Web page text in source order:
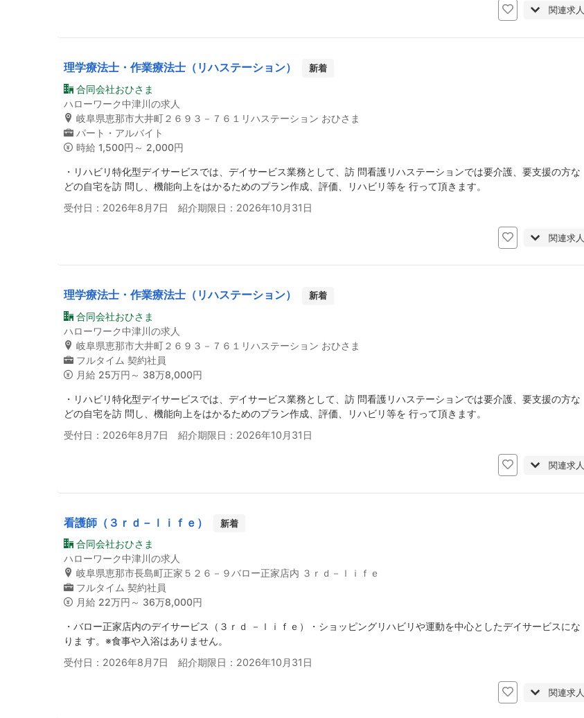
関連求人
理学療法士・作業療法士（リハステーション） 新着
合同会社おひさま
ハローワーク中津川の求人
岐阜県恵那市大井町２６９３－７６１リハステーション おひさま
パート・アルバイト
時給 1,500円～ 2,000円
・リハビリ特化型デイサービスでは、デイサービス業務として、訪 問看護リハステーションでは要介護、要支援の方な
どの自宅を訪 問し、機能向上をはかるためのプラン作成、評価、リハビリ等を 行って頂きます。
受付日：2026年8月7日 紹介期限日：2026年10月31日
関連求人
理学療法士・作業療法士（リハステーション） 新着
合同会社おひさま
ハローワーク中津川の求人
岐阜県恵那市大井町２６９３－７６１リハステーション おひさま
フルタイム 契約社員
月給 25万円～ 38万8,000円
・リハビリ特化型デイサービスでは、デイサービス業務として、訪 問看護リハステーションでは要介護、要支援の方な
どの自宅を訪 問し、機能向上をはかるためのプラン作成、評価、リハビリ等を 行って頂きます。
受付日：2026年8月7日 紹介期限日：2026年10月31日
関連求人
看護師（３ｒｄ－ｌｉｆｅ） 新着
合同会社おひさま
ハローワーク中津川の求人
岐阜県恵那市長島町正家５２６－９バロー正家店内 ３ｒｄ－ｌｉｆｅ
フルタイム 契約社員
月給 22万円～ 36万8,000円
・バロー正家店内のデイサービス（３ｒｄ －ｌｉｆｅ）・ショッピングリハビリや運動を中心としたデイサービスにな
りま す。※食事や入浴はありません。
受付日：2026年8月7日 紹介期限日：2026年10月31日
関連求人